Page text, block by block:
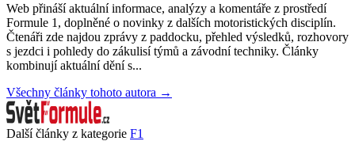
Web přináší aktuální informace, analýzy a komentáře z prostředí
Formule 1, doplněné o novinky z dalších motoristických disciplín.
Čtenáři zde najdou zprávy z paddocku, přehled výsledků, rozhovory
s jezdci i pohledy do zákulisí týmů a závodní techniky. Články
kombinují aktuální dění s...
Všechny články tohoto autora →
Další články z kategorie F1